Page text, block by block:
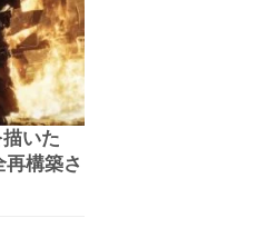
いた
再構築さ